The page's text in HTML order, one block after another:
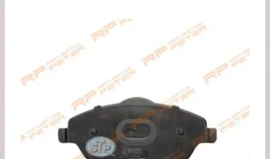
original
$269.900.
es: